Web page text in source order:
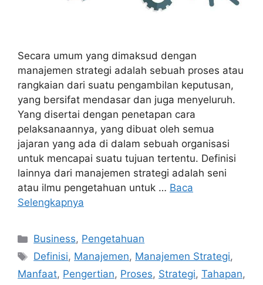
Secara umum yang dimaksud dengan
manajemen strategi adalah sebuah proses atau
rangkaian dari suatu pengambilan keputusan,
yang bersifat mendasar dan juga menyeluruh.
Yang disertai dengan penetapan cara
pelaksanaannya, yang dibuat oleh semua
jajaran yang ada di dalam sebuah organisasi
untuk mencapai suatu tujuan tertentu. Definisi
lainnya dari manajemen strategi adalah seni
atau ilmu pengetahuan untuk … Baca
Selengkapnya
Kategori
Business, Pengetahuan
Tag
Definisi, Manajemen, Manajemen Strategi,
Manfaat, Pengertian, Proses, Strategi, Tahapan,